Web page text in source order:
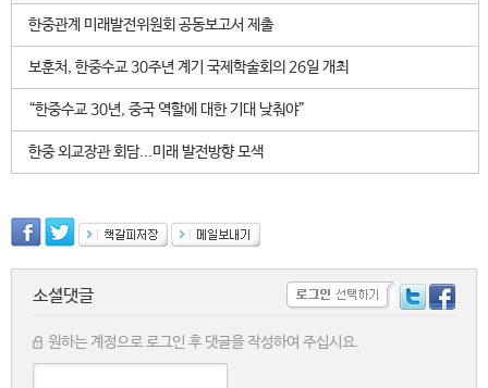
한중관계 미래발전위원회 공동보고서 제출
보훈처, 한중수교 30주년 계기 국제학술회의 26일 개최
“한중수교 30년, 중국 역할에 대한 기대 낮춰야”
한중 외교장관 회담...미래 발전방향 모색
소셜댓글
원하는 계정으로 로그인 후 댓글을 작성하여 주십시요.